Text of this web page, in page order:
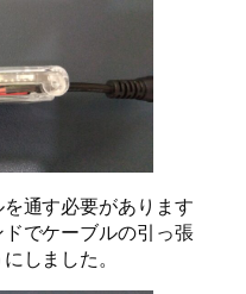
通す必要があります
でケーブルの引っ張
しました。